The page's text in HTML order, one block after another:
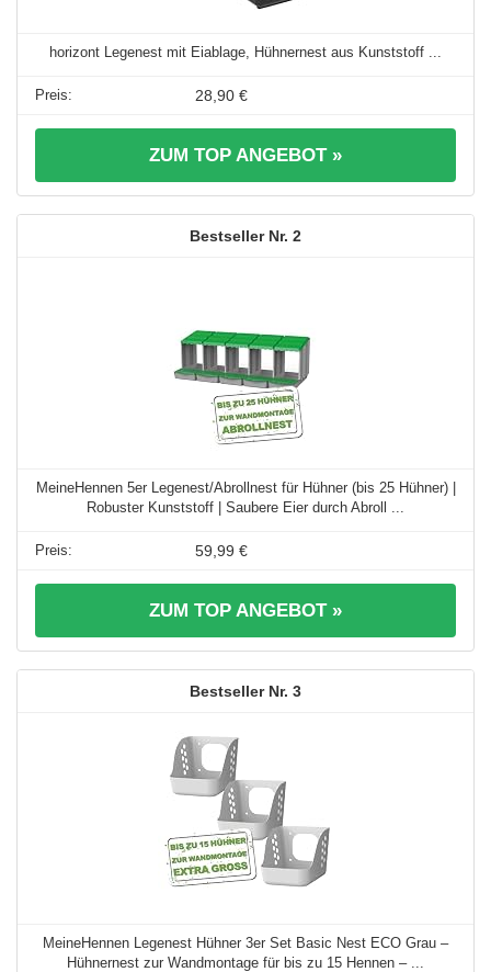
horizont Legenest mit Eiablage, Hühnernest aus Kunststoff ...
28,90 €
ZUM TOP ANGEBOT »
2
MeineHennen 5er Legenest/Abrollnest für Hühner (bis 25 Hühner) |
Robuster Kunststoff | Saubere Eier durch Abroll ...
59,99 €
ZUM TOP ANGEBOT »
3
MeineHennen Legenest Hühner 3er Set Basic Nest ECO Grau –
Hühnernest zur Wandmontage für bis zu 15 Hennen – ...